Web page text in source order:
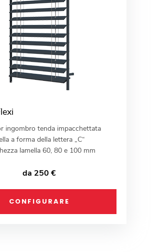
ingombro tenda impacchettata
a forma della lettera „C“
lamella 60, 80 e 100 mm
da 250 €
CONFIGURARE